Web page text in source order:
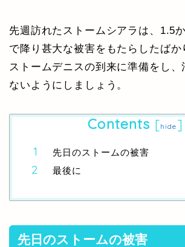
先週訪れたストームシアラは、1.5
で降り甚大な被害をもたらしたばか
ストームデニスの到来に準備をし、
ないようにしましょう。
Contents [hide ]
先日のストームの被害
最後に
先日のストームの被害